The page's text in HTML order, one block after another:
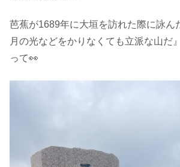
芭蕉が1689年に大垣を訪れた際に詠ん
月の光などをかりなくても立派な山だ
って👀